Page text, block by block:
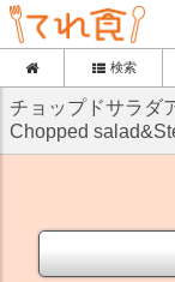
検索
チョップドサラダ
Chopped